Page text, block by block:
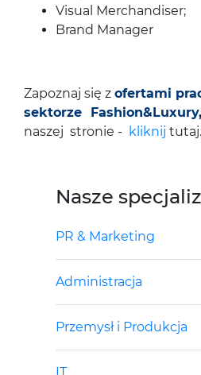
Visual Merchandiser;
Brand Manager
Zapoznaj się z ofertami
sektorze Fashion&Luxury,
naszej stronie - kliknij tutaj.
Nasze
PR & Marketing
Administracja
Przemysł i Produkcja
IT